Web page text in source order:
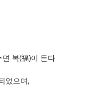
복(福)이 든다
었으며,